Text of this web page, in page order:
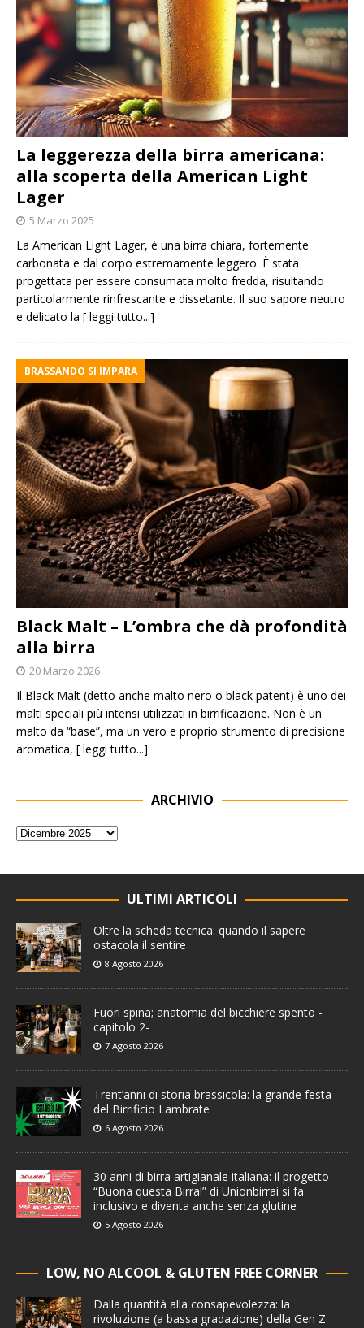
La leggerezza della birra americana:
alla scoperta della American Light
Lager
5 Marzo 2025
La American Light Lager, è una birra chiara, fortemente
carbonata e dal corpo estremamente leggero. È stata
progettata per essere consumata molto fredda, risultando
particolarmente rinfrescante e dissetante. Il suo sapore neutro
e delicato la [ leggi tutto...]
Black Malt – L’ombra che dà profondità
alla birra
BRASSANDO SI IMPARA
20 Marzo 2026
Il Black Malt (detto anche malto nero o black patent) è uno dei
malti speciali più intensi utilizzati in birrificazione. Non è un
malto da “base”, ma un vero e proprio strumento di precisione
aromatica, [ leggi tutto...]
ARCHIVIO
ULTIMI ARTICOLI
Oltre la scheda tecnica: quando il sapere
ostacola il sentire
8 Agosto 2026
Fuori spina; anatomia del bicchiere spento -
capitolo 2-
7 Agosto 2026
Trent’anni di storia brassicola: la grande festa
del Birrificio Lambrate
6 Agosto 2026
30 anni di birra artigianale italiana: il progetto
“Buona questa Birra!” di Unionbirrai si fa
inclusivo e diventa anche senza glutine
5 Agosto 2026
LOW, NO ALCOOL & GLUTEN FREE CORNER
Dalla quantità alla consapevolezza: la
rivoluzione (a bassa gradazione) della Gen Z